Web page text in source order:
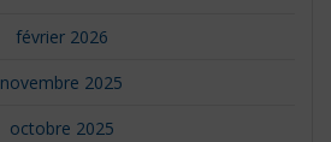
février 2026
novembre 2025
octobre 2025